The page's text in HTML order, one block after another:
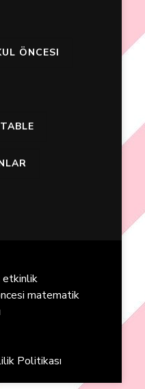
ÖNCESI
etkinlik
matematik
Politikası